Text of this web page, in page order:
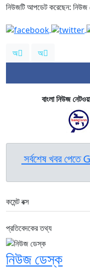
নিউজটি আপডেট করেছেন:
অ
অ
বাংলা নিউজ
সর্বশেষ খবর
কমেন্ট বক্স
প্রতিবেদকের তথ্য
নিউজ ডেস্ক